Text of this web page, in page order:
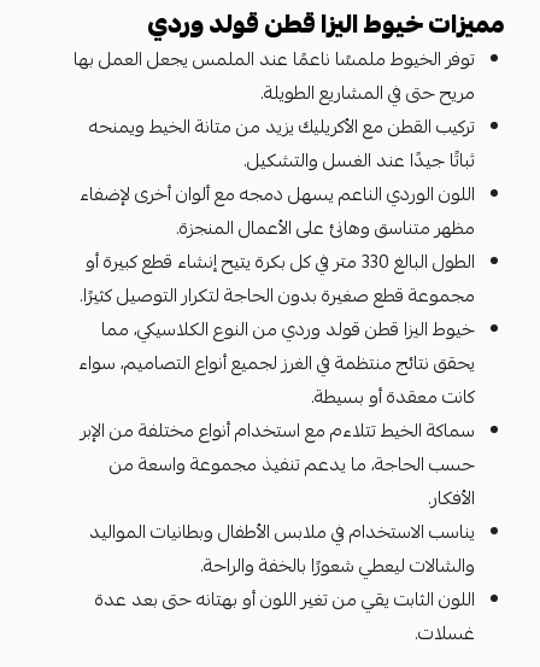
مميزات خيوط اليزا قطن قولد وردي
توفر الخيوط ملمسًا ناعمًا عند الملمس يجعل العمل بها
مريح حتى في المشاريع الطويلة.
تركيب القطن مع الأكريليك يزيد من متانة الخيط ويمنحه
ثباتًا جيدًا عند الغسل والتشكيل.
اللون الوردي الناعم يسهل دمجه مع ألوان أخرى لإضفاء
مظهر متناسق وهانئ على الأعمال المنجزة.
الطول البالغ 330 متر في كل بكرة يتيح إنشاء قطع كبيرة أو
مجموعة قطع صغيرة بدون الحاجة لتكرار التوصيل كثيرًا.
خيوط اليزا قطن قولد وردي من النوع الكلاسيكي، مما
يحقق نتائج منتظمة في الغرز لجميع أنواع التصاميم، سواء
كانت معقدة أو بسيطة.
سماكة الخيط تتلاءم مع استخدام أنواع مختلفة من الإبر
حسب الحاجة، ما يدعم تنفيذ مجموعة واسعة من
الأفكار.
يناسب الاستخدام في ملابس الأطفال وبطانيات المواليد
والشالات ليعطي شعورًا بالخفة والراحة.
اللون الثابت يقي من تغير اللون أو بهتانه حتى بعد عدة
غسلات.